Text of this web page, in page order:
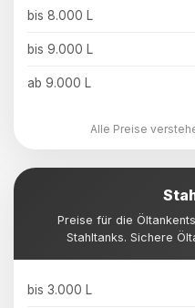
bis 8.000 L
bis 9.000 L
ab 9.000 L
Alle Preise
Preise für die
Stahltanks. Sichere
bis 3.000 L